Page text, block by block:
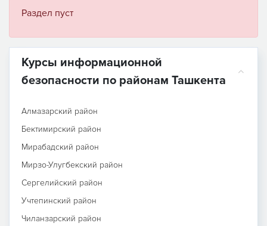
Раздел пуст
Курсы информационной
безопасности по районам Ташкента
Алмазарский район
Бектимирский район
Мирабадский район
Мирзо-Улугбекский район
Сергелийский район
Учтепинский район
Чиланзарский район